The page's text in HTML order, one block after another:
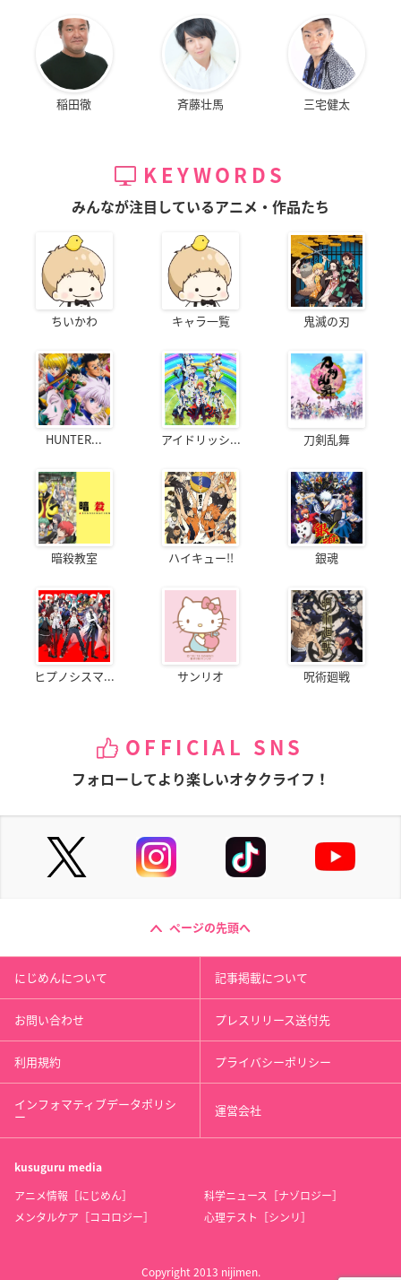
稲田徹 斉藤壮馬 三宅健太
KEYWORDS
みんなが注目しているアニメ・作品たち
ちいかわ キャラ一覧 鬼滅の刃
HUNTER... アイドリッシ... 刀剣乱舞
暗殺教室 ハイキュー!! 銀魂
ヒプノシスマ... サンリオ 呪術廻戦
OFFICIAL SNS
フォローしてより楽しいオタクライフ！
ページの先頭へ
にじめんについて 記事掲載について
お問い合わせ プレスリリース送付先
利用規約 プライバシーポリシー
インフォマティブデータポリシ
ー 運営会社
kusuguru media
アニメ情報［にじめん］
科学ニュース［ナゾロジー］
メンタルケア［ココロジー］
心理テスト［シンリ］
Copyright 2013 nijimen.